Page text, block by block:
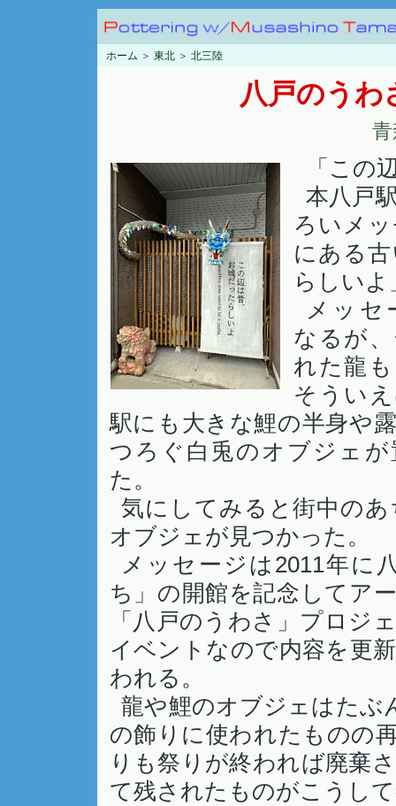
ホーム ＞ 東北 ＞ 北三陸
八戸のうわ
「この
本八戸
ろいメ
にある
らしい
メッセ
なるが
れた龍
そうい
駅にも大きな鯉の半身や
つろぐ白兎のオブジェ
た。
気にしてみると街中の
オブジェが見つかった。
メッセージは2011年に
ち」の開館を記念してア
「八戸のうわさ」プロジ
イベントなので内容を更
われる。
龍や鯉のオブジェはたぶ
の飾りに使われたものの
りも祭りが終われば廃棄
て残されたものがこうし